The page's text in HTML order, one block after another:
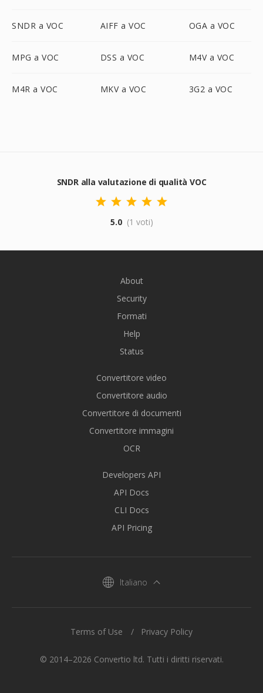
SNDR a VOC AIFF a VOC OGA a VOC
MPG a VOC DSS a VOC M4V a VOC
M4R a VOC MKV a VOC 3G2 a VOC
SNDR alla valutazione di qualità VOC
5.0 (1 voti)
About
Security
Formati
Help
Status
Convertitore video
Convertitore audio
Convertitore di documenti
Convertitore immagini
OCR
Developers API
API Docs
CLI Docs
API Pricing
Italiano
© 2014–2026 Convertio ltd. Tutti i diritti riservati.
Terms of Use Privacy Policy